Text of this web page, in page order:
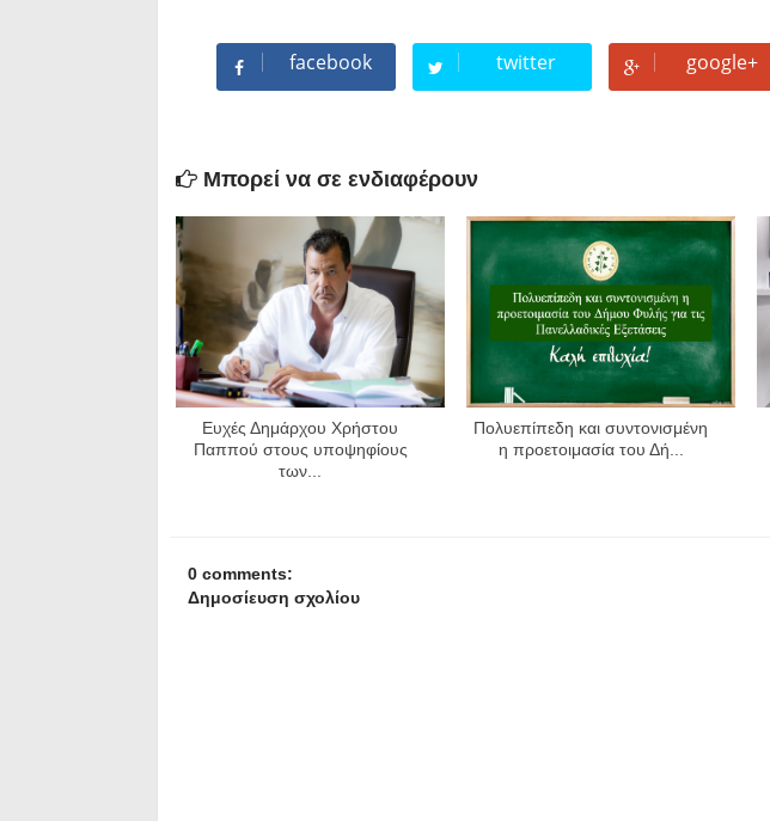
facebook twitter google+
Μπορεί να σε ενδιαφέρουν
Ευχές Δημάρχου Χρήστου
Παππού στους υποψηφίους
των...
Πολυεπίπεδη και συντονισμένη
η προετοιμασία του Δή...
0 comments:
Δημοσίευση σχολίου